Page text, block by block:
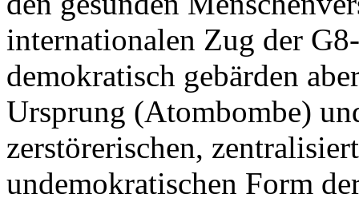
internationalen Zug der
demokratisch gebärden
Ursprung (Atombombe)
zerstörerischen,
undemokratischen Form